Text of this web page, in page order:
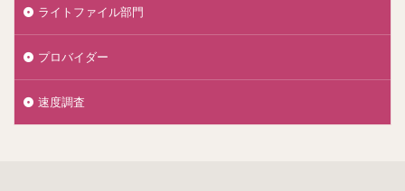
ライトファイル部門
プロバイダー
速度調査